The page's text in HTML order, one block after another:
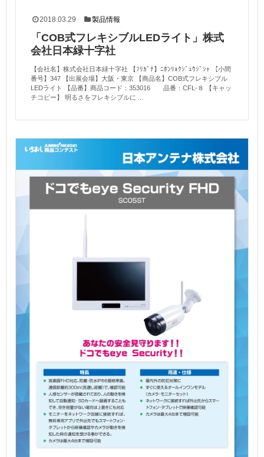
2018.03.29 製品情報
「COB式フレキシブルLEDライト」株式
会社日本緑十字社
【会社名】株式会社日本緑十字社 【ﾌﾘｶﾞﾅ】ﾆﾎﾝﾘｮｸｼﾞｭｳｼﾞｼｬ 【小間
番号】347 【出展会場】大阪・東京 【商品名】COB式フレキシブル
LEDライト 【品番】商品コード：353016 品番：CFL-８ 【キャッ
チコピー】 明るさをフレキシブルに ...